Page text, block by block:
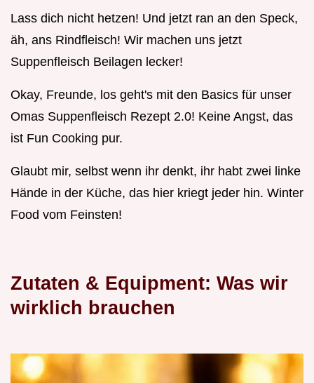
Lass dich nicht hetzen! Und jetzt ran an den Speck,
äh, ans Rindfleisch! Wir machen uns jetzt
Suppenfleisch Beilagen lecker!
Okay, Freunde, los geht's mit den Basics für unser
Omas Suppenfleisch Rezept 2.0! Keine Angst, das
ist Fun Cooking pur.
Glaubt mir, selbst wenn ihr denkt, ihr habt zwei linke
Hände in der Küche, das hier kriegt jeder hin. Winter
Food vom Feinsten!
Zutaten & Equipment: Was wir
wirklich brauchen